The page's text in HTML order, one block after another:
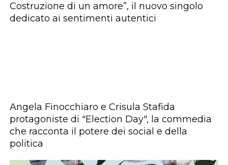
Costruzione di un amore”, il nuovo singolo
dedicato ai sentimenti autentici
Angela Finocchiaro e Crisula Stafida
protagoniste di "Election Day", la commedia
che racconta il potere dei social e della
politica